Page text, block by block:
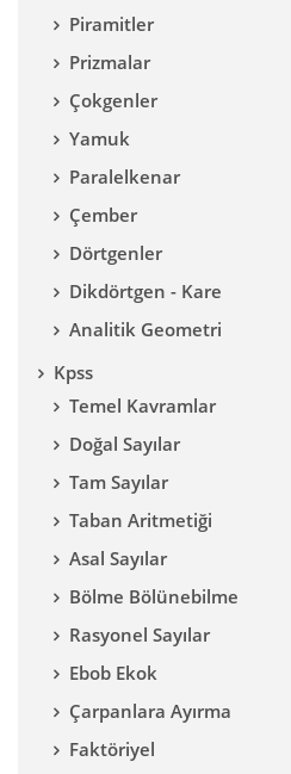
Piramitler
Prizmalar
Çokgenler
Yamuk
Paralelkenar
Çember
Dörtgenler
Dikdörtgen - Kare
Analitik Geometri
Kpss
Temel Kavramlar
Doğal Sayılar
Tam Sayılar
Taban Aritmetiği
Asal Sayılar
Bölme Bölünebilme
Rasyonel Sayılar
Ebob Ekok
Çarpanlara Ayırma
Faktöriyel